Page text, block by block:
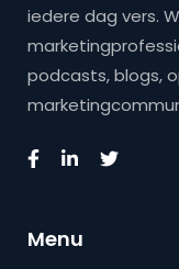
iedere dag vers.
podcasts, blogs,
Menu